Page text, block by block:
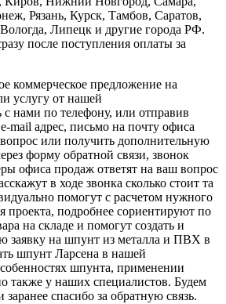
Рязань, Курск, Тамбов, Саратов,
Липецк и другие города РФ.
после поступления оплаты за
коммерческое предложение на
услугу от нашей
нами по телефону, или отправив
mail адрес, письмо на почту офиса
или получить дополнительную
форму обратной связи, звонок
офиса продаж ответят на ваш вопрос
в ходе звонка сколько стоит та
помогут с расчетом нужного
проекта, подробнее сориентируют по
на складе и помогут создать и
заявку на шпунт из металла и ПВХ в
шпунт Ларсена в нашей
шпунта, применении
также у наших специалистов. Будем
спасибо за обратную связь.